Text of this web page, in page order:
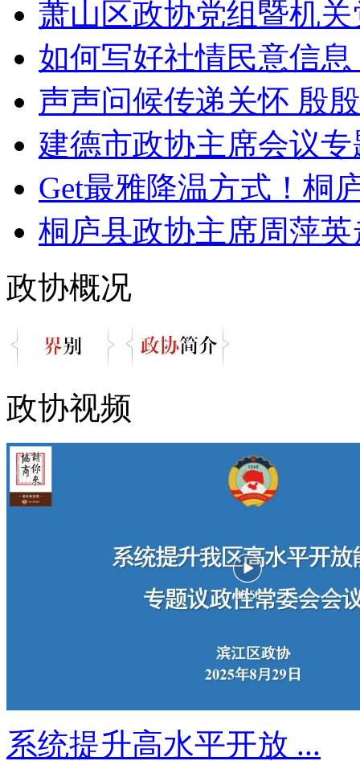
萧山区政协党组暨机
如何写好社情民意信
声声问候传递关怀 殷
建德市政协主席会议
Get最雅降温方式！桐
桐庐县政协主席周萍
政协概况
政协视频
系统提升高水平开放 ...